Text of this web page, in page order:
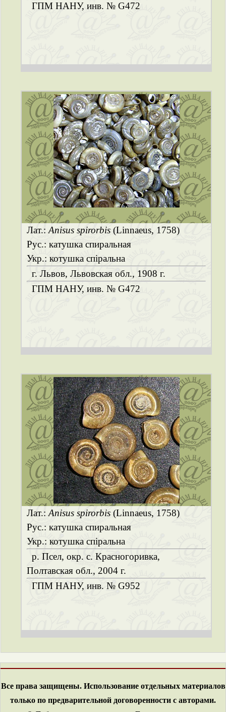
ГПМ НАНУ, инв. № G472
Лат.:Anisus spirorbis (Linnaeus, 1758)
Рус.: катушка спиральная
Укр.: котушка спіральна
г. Львов, Львовская обл., 1908 г.
ГПМ НАНУ, инв. № G472
Лат.:Anisus spirorbis (Linnaeus, 1758)
Рус.: катушка спиральная
Укр.: котушка спіральна
р. Псел, окр. с. Красногоривка,
Полтавская обл., 2004 г.
ГПМ НАНУ, инв. № G952
Все права защищены. Использование отдельных материалов
только по предварительной договоренности с авторами.